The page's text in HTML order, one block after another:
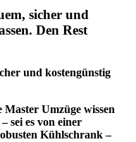
sicher und
Den Rest
und kostengünstig
Master Umzüge wissen
sei es von einer
Kühlschrank –